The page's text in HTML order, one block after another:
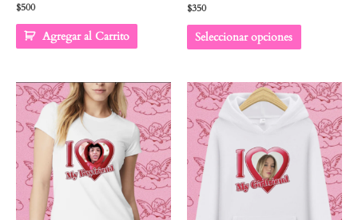
$500
Agregar al Carrito
$350
Seleccionar opciones